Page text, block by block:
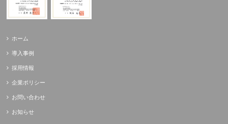
ホーム
導入事例
採用情報
企業ポリシー
お問い合わせ
お知らせ